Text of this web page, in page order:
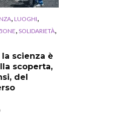
, LUOGHI,
, SOLIDARIETÀ,
scienza è
scoperta,
del